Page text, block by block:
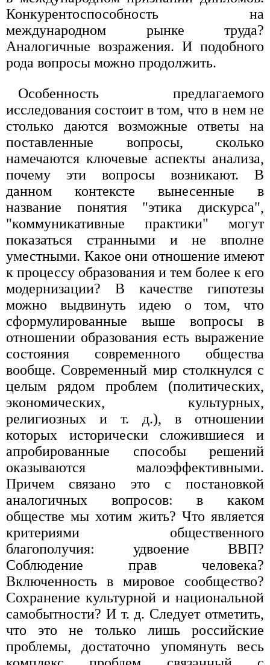
Конкурентоспособность на
международном рынке труда?
Аналогичные возражения. И подобного
рода вопросы можно продолжить.
Особенность предлагаемого
исследования состоит в том, что в нем не
столько даются возможные ответы на
поставленные вопросы, сколько
намечаются ключевые аспекты анализа,
почему эти вопросы возникают. В
данном контексте вынесенные в
название понятия "этика дискурса",
"коммуникативные практики" могут
показаться странными и не вполне
уместными. Какое они отношение имеют
к процессу образования и тем более к его
модернизации? В качестве гипотезы
можно выдвинуть идею о том, что
сформулированные выше вопросы в
отношении образования есть выражение
состояния современного общества
вообще. Современный мир столкнулся с
целым рядом проблем (политических,
экономических, культурных,
религиозных и т. д.), в отношении
которых исторически сложившиеся и
апробированные способы решений
оказываются малоэффективными.
Причем связано это с постановкой
аналогичных вопросов: в каком
обществе мы хотим жить? Что является
критериями общественного
благополучия: удвоение ВВП?
Соблюдение прав человека?
Включенность в мировое сообщество?
Сохранение культурной и национальной
самобытности? И т. д. Следует отметить,
что это не только лишь российские
проблемы, достаточно упомянуть весь